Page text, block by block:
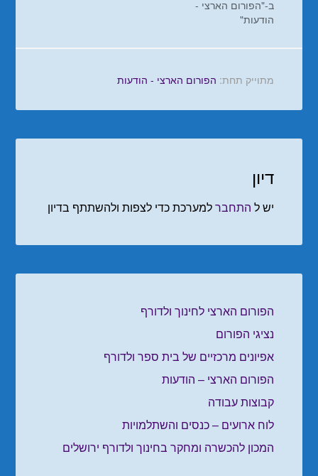
ב-"הפורום הארצי -
הודעות"
מתוייק תחת: הפורום הארצי - הודעות
דיון
יש ל התחברלמערכת כדי לצפות ולהשתתף בדיון
הפורום הארצי לחינוך ולדורף
נציגי הפורום
אפיונים מרכזיים של בית ספר ולדורף
הפורום הארצי – הודעות
קבוצות עבודה
לוח ארועים – כנסים והשתלמויות
המכון להכשרה ומחקר בחינוך ולדורף ירושלים